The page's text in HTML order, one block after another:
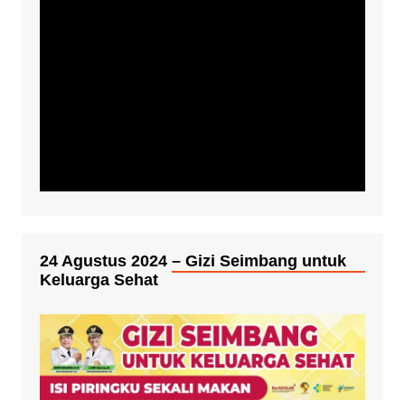
24 Agustus 2024 – Gizi Seimbang untuk
Keluarga Sehat